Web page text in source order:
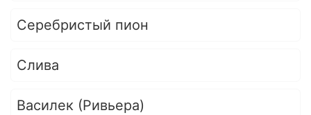
Серебристый пион
Слива
Василек (Ривьера)